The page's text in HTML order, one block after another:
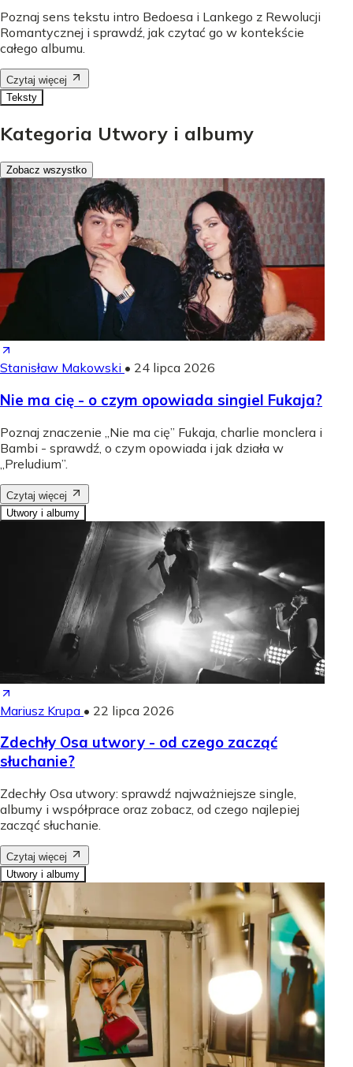
Poznaj sens tekstu intro Bedoesa i Lankego z Rewolucji
Romantycznej i sprawdź, jak czytać go w kontekście
całego albumu.
Czytaj więcej
Teksty
Kategoria Utwory i albumy
Zobacz wszystko
Stanisław Makowski • 24 lipca 2026
Nie ma cię - o czym opowiada singiel Fukaja?
Poznaj znaczenie „Nie ma cię” Fukaja, charlie monclera i
Bambi - sprawdź, o czym opowiada i jak działa w
„Preludium”.
Czytaj więcej
Utwory i albumy
Mariusz Krupa • 22 lipca 2026
Zdechły Osa utwory - od czego zacząć
słuchanie?
Zdechły Osa utwory: sprawdź najważniejsze single,
albumy i współprace oraz zobacz, od czego najlepiej
zacząć słuchanie.
Czytaj więcej
Utwory i albumy